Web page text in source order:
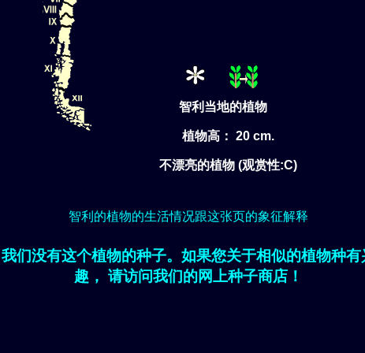
智利当地的植物
植物高： 20 cm.
不漂亮的植物 (观赏性:C)
智利的植物的生活情况跟这张页的象征解释
我们没有这个植物的种子。如果您关于相似的植物种有
趣， 请访问我们的网上种子商店！